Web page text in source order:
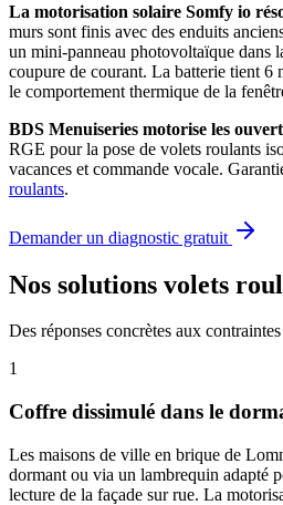
La motorisation solaire Somfy io
murs sont finis avec des enduits
un mini-panneau photovoltaïque dans
coupure de courant. La batterie tient 6
le comportement thermique de la
BDS Menuiseries motorise les
RGE pour la pose de volets roulants
vacances et commande vocale.
roulants.
Demander un diagnostic gratuit
Nos solutions volets
Des réponses concrètes aux
1
Coffre dissimulé dans le
Les maisons de ville en brique de
dormant ou via un lambrequin adapté
lecture de la façade sur rue. La